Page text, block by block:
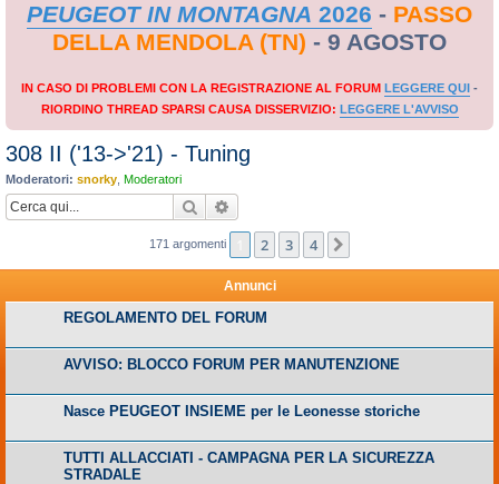
PEUGEOT IN MONTAGNA 2026 - PASSO
DELLA MENDOLA (TN) - 9 AGOSTO
IN CASO DI PROBLEMI CON LA REGISTRAZIONE AL FORUM LEGGERE QUI -
RIORDINO THREAD SPARSI CAUSA DISSERVIZIO: LEGGERE L'AVVISO
308 II ('13->'21) - Tuning
Moderatori: snorky Moderatori
Cerca
171 argomenti 2 3 4
Annunci
REGOLAMENTO DEL FORUM
AVVISO: BLOCCO FORUM PER MANUTENZIONE
Nasce PEUGEOT INSIEME per le Leonesse storiche
TUTTI ALLACCIATI - CAMPAGNA PER LA SICUREZZA
STRADALE